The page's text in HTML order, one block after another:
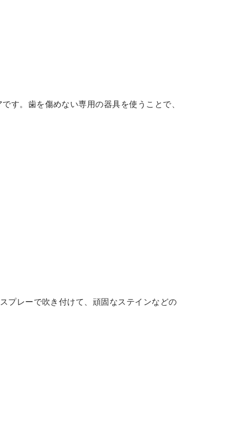
す。歯を傷めない専用の器具を使うことで、
プレーで吹き付けて、頑固なステインなどの